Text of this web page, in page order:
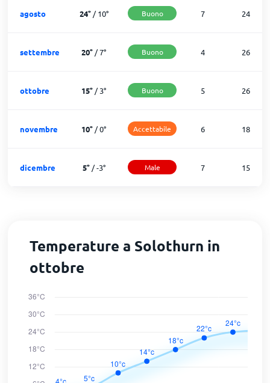
agosto 24°/10° Buono 7 24
settembre 20° /7° Buono 4 26
ottobre 15° /3° Buono 5 26
novembre 10° /0° Accettabile 6 18
dicembre 5°/-3° Male 7 15
Temperature a Solothurn in
ottobre